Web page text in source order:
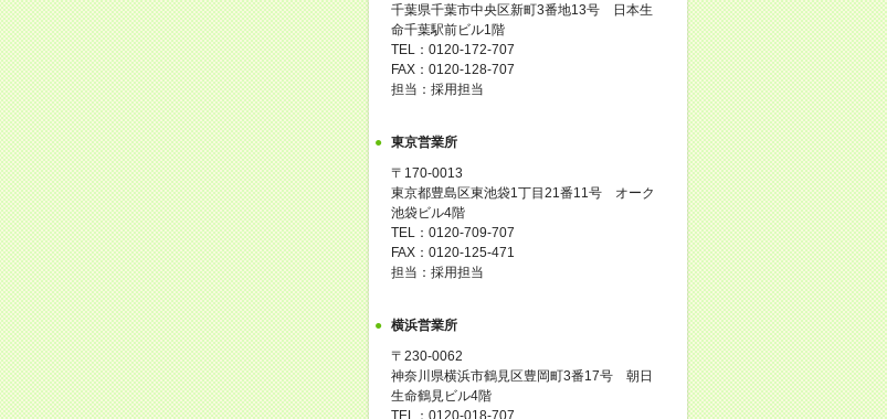
千葉県千葉市中央区新町3番地13号 日本生
命千葉駅前ビル1階
TEL：0120-172-707
FAX：0120-128-707
担当：採用担当
東京営業所
〒170-0013
東京都豊島区東池袋1丁目21番11号 オーク
池袋ビル4階
TEL：0120-709-707
FAX：0120-125-471
担当：採用担当
横浜営業所
〒230-0062
神奈川県横浜市鶴見区豊岡町3番17号 朝日
生命鶴見ビル4階
TEL：0120-018-707